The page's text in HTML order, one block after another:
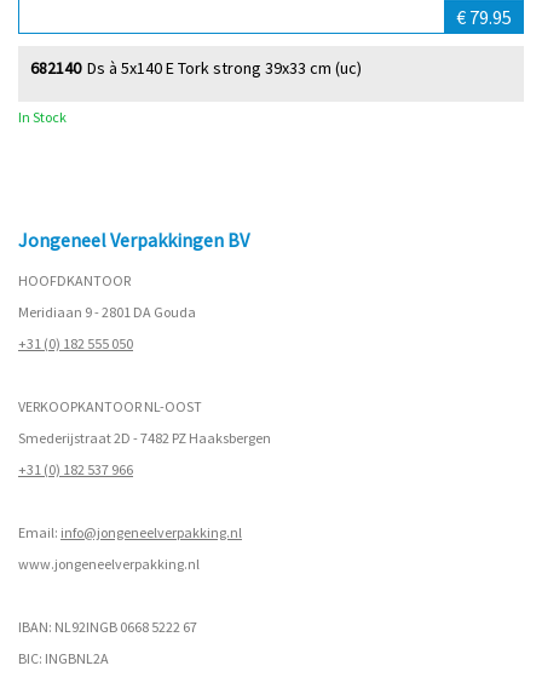
€ 79.95
Ds à 5x140 E Tork strong 39x33 cm (uc)
682140
In Stock
Jongeneel Verpakkingen BV
HOOFDKANTOOR
Meridiaan 9 - 2801 DA Gouda
+31 (0) 182 555 050
VERKOOPKANTOOR NL-OOST
Smederijstraat 2D - 7482 PZ Haaksbergen
+31 (0) 182 537 966
Email: info@jongeneelverpakking.nl
www.jongeneelverpakking.nl
IBAN: NL92INGB 0668 5222 67
BIC: INGBNL2A